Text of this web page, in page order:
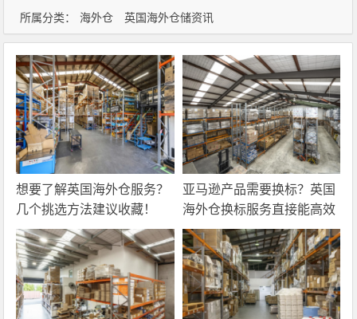
所属分类： 海外仓 英国海外仓储资讯
想要了解英国海外仓服务？
几个挑选方法建议收藏！
亚马逊产品需要换标？英国
海外仓换标服务直接能高效
解决！